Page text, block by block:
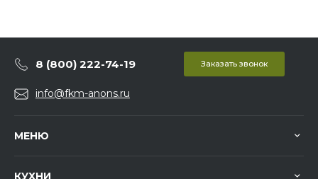
8 (800) 222-74-19 Заказать звонок
info@fkm-anons.ru
МЕНЮ
КУХНИ